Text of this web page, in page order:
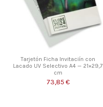
Tarjetón Ficha Invitaciín con
Lacado UV Selectivo A4 — 21×29,7
cm
73,85 €